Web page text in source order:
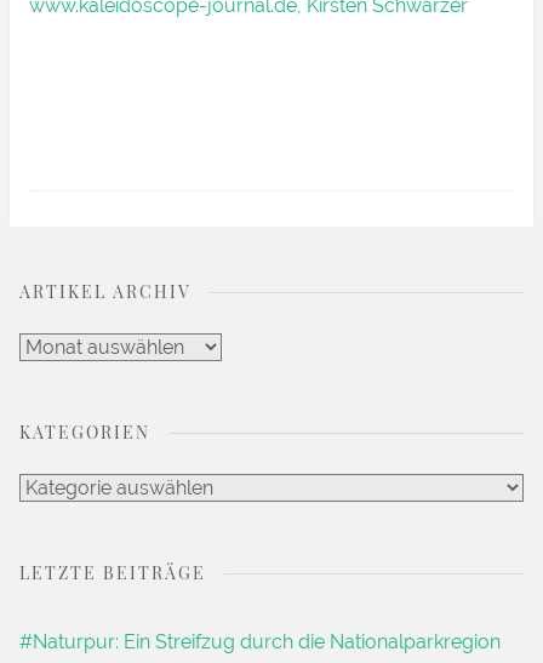
ARTIKEL ARCHIV
Artikel
KATEGORIEN
Kategorien
LETZTE BEITRÄGE
#Naturpur: Ein Streifzug durch die Nationalparkregion